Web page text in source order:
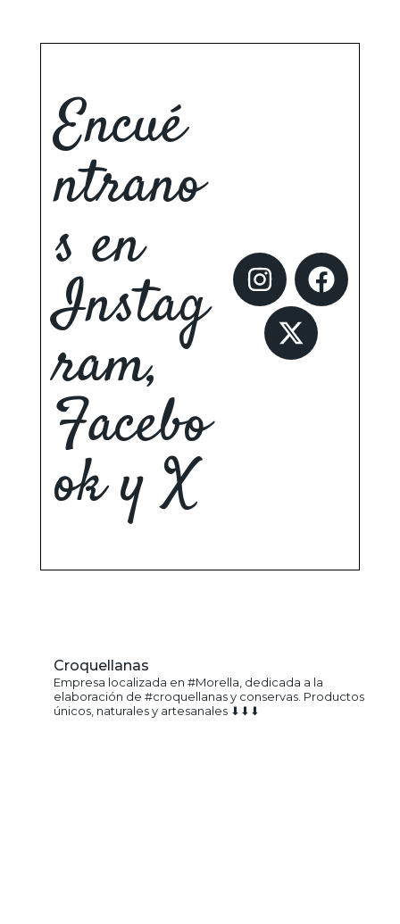
Encué
ntrano
s en
Instag
ram,
Facebo
ok y X
Croquellanas
Empresa localizada en #Morella, dedicada a la
elaboración de #croquellanas y conservas. Productos
únicos, naturales y artesanales ⬇⬇⬇